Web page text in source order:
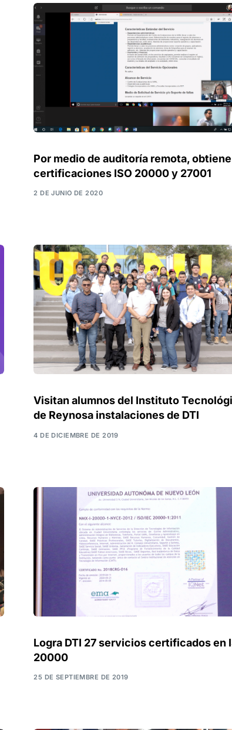
Por medio de auditoría remota, obtiene
certificaciones ISO 20000 y 27001
2 DE JUNIO DE 2020
Visitan alumnos del Instituto
de Reynosa instalaciones de DTI
4 DE DICIEMBRE DE 2019
Logra DTI 27 servicios certificados en
20000
25 DE SEPTIEMBRE DE 2019